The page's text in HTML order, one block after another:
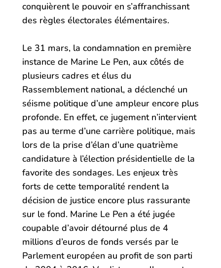
conquièrent le pouvoir en s’affranchissant
des règles électorales élémentaires.
Le 31 mars, la condamnation en première
instance de Marine Le Pen, aux côtés de
plusieurs cadres et élus du
Rassemblement national, a déclenché un
séisme politique d’une ampleur encore plus
profonde. En effet, ce jugement n’intervient
pas au terme d’une carrière politique, mais
lors de la prise d’élan d’une quatrième
candidature à l’élection présidentielle de la
favorite des sondages. Les enjeux très
forts de cette temporalité rendent la
décision de justice encore plus rassurante
sur le fond. Marine Le Pen a été jugée
coupable d’avoir détourné plus de 4
millions d’euros de fonds versés par le
Parlement européen au profit de son parti